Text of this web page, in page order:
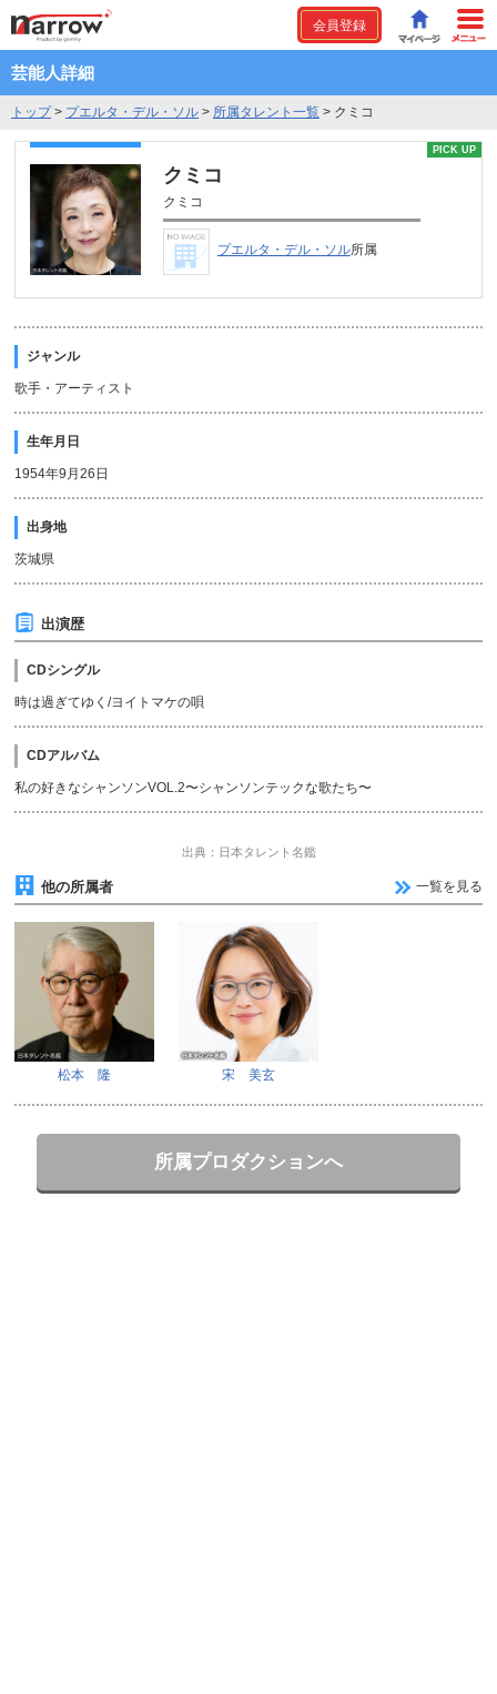
会員登録
芸能人詳細
トップ> プエルタ・デル・ソル > 所属タレント一覧 > クミコ
PICK UP
クミコ
クミコ
プエルタ・デル・ソル所属
ジャンル
歌手・アーティスト
生年月日
1954年9月26日
出身地
茨城県
出演歴
CDシングル
時は過ぎてゆく/ヨイトマケの唄
CDアルバム
私の好きなシャンソンVOL.2〜シャンソンテックな歌たち〜
出典：日本タレント名鑑
他の所属者 一覧を見る
松本 隆 宋 美玄
所属プロダクションへ